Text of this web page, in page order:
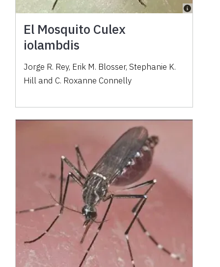
El Mosquito Culex
iolambdis
Jorge R. Rey, Erik M. Blosser, Stephanie K.
Hill and C. Roxanne Connelly